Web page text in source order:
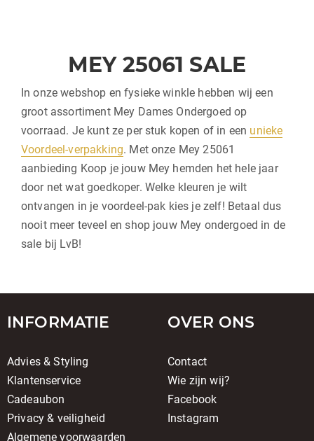
MEY 25061 SALE
In onze webshop en fysieke winkle hebben wij een
groot assortiment Mey Dames Ondergoed op
voorraad. Je kunt ze per stuk kopen of in een unieke
Voordeel-verpakking. Met onze Mey 25061
aanbieding Koop je jouw Mey hemden het hele jaar
door net wat goedkoper. Welke kleuren je wilt
ontvangen in je voordeel-pak kies je zelf! Betaal dus
nooit meer teveel en shop jouw Mey ondergoed in de
sale bij LvB!
INFORMATIE
Advies & Styling
Klantenservice
Cadeaubon
Privacy & veiligheid
Algemene voorwaarden
OVER ONS
Contact
Wie zijn wij?
Facebook
Instagram